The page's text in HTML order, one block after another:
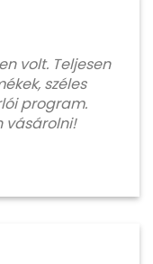
volt. Teljesen
széles
program.
vásárolni!